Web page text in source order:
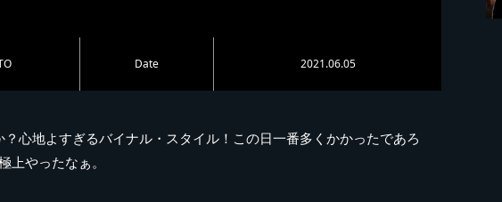
Date 2021.06.05
心地よすぎるバイナル・スタイル！この日一番多くかかったであろ
やったなぁ。